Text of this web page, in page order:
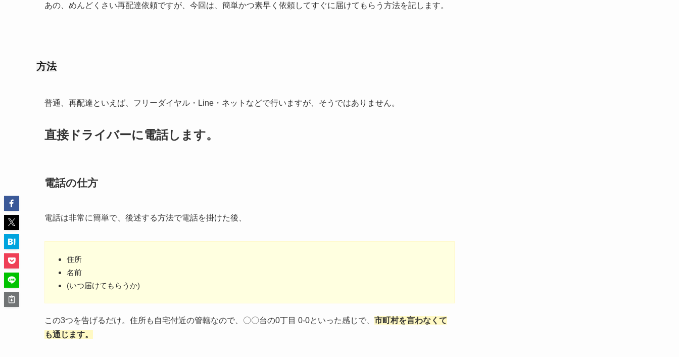
あの、めんどくさい再配達依頼ですが、今回は、簡単かつ素早く依頼してすぐに届けてもらう方法を記します。
方法
普通、再配達といえば、フリーダイヤル・Line・ネットなどで行いますが、そうではありません。
直接ドライバーに電話します。
電話の仕方
電話は非常に簡単で、後述する方法で電話を掛けた後、
住所
名前
(いつ届けてもらうか)
この3つを告げるだけ。住所も自宅付近の管轄なので、〇〇台の0丁目 0-0といった感じで、 市町村を言わなくて
も通じます。